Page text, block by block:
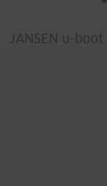
JANSEN u-boot